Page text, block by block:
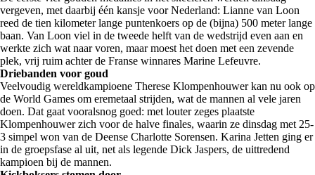
vergeven, met daarbij één kansje voor Nederland: Lianne van Loon
reed de tien kilometer lange puntenkoers op de (bijna) 500 meter lange
baan. Van Loon viel in de tweede helft van de wedstrijd even aan en
werkte zich wat naar voren, maar moest het doen met een zevende
plek, vrij ruim achter de Franse winnares Marine Lefeuvre.
Driebanden voor goud
Veelvoudig wereldkampioene Therese Klompenhouwer kan nu ook op
de World Games om eremetaal strijden, wat de mannen al vele jaren
doen. Dat gaat vooralsnog goed: met louter zeges plaatste
Klompenhouwer zich voor de halve finales, waarin ze dinsdag met 25-
3 simpel won van de Deense Charlotte Sorensen. Karina Jetten ging er
in de groepsfase al uit, net als legende Dick Jaspers, de uittredend
kampioen bij de mannen.